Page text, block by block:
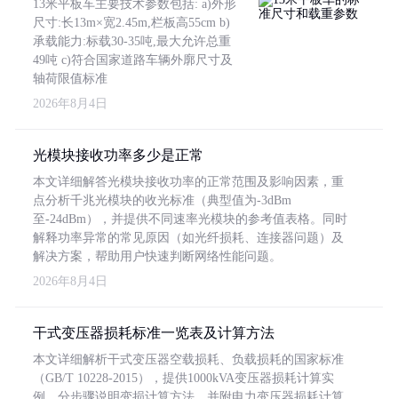
13米平板车主要技术参数包括: a)外形
尺寸:长13m×宽2.45m,栏板高55cm b)
承载能力:标载30-35吨,最大允许总重
49吨 c)符合国家道路车辆外廓尺寸及
轴荷限值标准
2026年8月4日
光模块接收功率多少是正常
本文详细解答光模块接收功率的正常范围及影响因素，重
点分析千兆光模块的收光标准（典型值为-3dBm
至-24dBm），并提供不同速率光模块的参考值表格。同时
解释功率异常的常见原因（如光纤损耗、连接器问题）及
解决方案，帮助用户快速判断网络性能问题。
2026年8月4日
干式变压器损耗标准一览表及计算方法
本文详细解析干式变压器空载损耗、负载损耗的国家标准
（GB/T 10228-2015），提供1000kVA变压器损耗计算实